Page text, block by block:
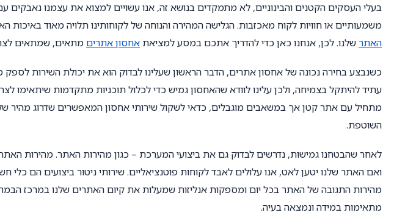
בעלי העסקים הקטנים והבינוניים, לא מתמקדים בנושא זה, אנו עשויים למצוא את עצמנו נאבקים
משמעותיים או חוויות לקוח מאכזבות. הגלישה המהירה והנוחה של לקוחותינו תלויה מאוד באיכות
האתרשלנו. לכן, אנחנו כאן כדי להדריך אתכם במסע למציאת אחסון אתריםמתאים, שמתאים
כשנבצע בחירה נכונה של אחסון אתרים, הדבר הראשון שעלינו לבדוק הוא את יכולת השירות
עתיד להיתקל בצמיחה, ולכן עלינו לוודא שהאחסון גמיש כדי לכלול תוכניות מתקדמות שיתאימו
מתחיל עם אתר קטן אך במשאבים מוגבלים, כדאי לשקול שירותי אחסון המאפשרים שדרוג מהיר
השוטפת.
לאחר שהבטחנו גמישות, נדרשים לבדוק גם את ביצועי המערכת – כגון מהירות האתר. מהירות
ואם האתר שלנו יטען לאט, אנו עלולים לאבד לקוחות פוטנציאליים. שירותי ניטור ביצועים הם כלי
מהירות התגובה של האתר בכל יום ומספקות אנליזות שמעלות את קיום האתרים שלנו במרכז הבמה,
מתאימות במידה ונמצאה בעיה.